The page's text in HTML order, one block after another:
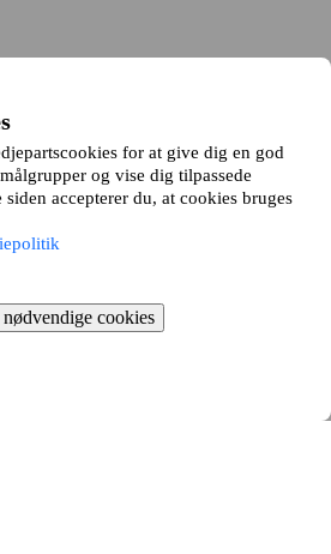
for at give dig en god
og vise dig tilpassede
siden accepterer du, at cookies bruges
cookies
og du kan dernæst tage stilling til
du en bytteanmodning til din